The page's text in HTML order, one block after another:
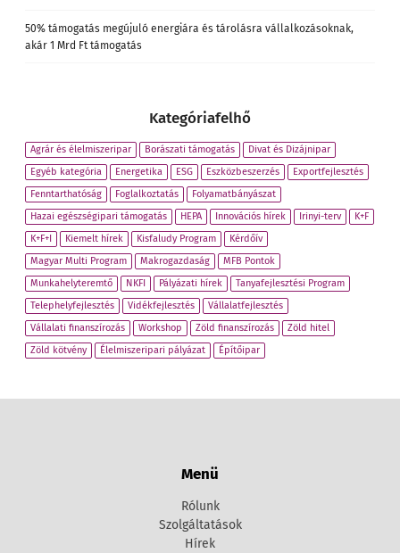
50% támogatás megújuló energiára és tárolásra vállalkozásoknak,
akár 1 Mrd Ft támogatás
Kategóriafelhő
Agrár és élelmiszeripar Borászati támogatás
Divat és Dizájnipar
Egyéb kategória
Energetika ESG Eszközbeszerzés
Exportfejlesztés
Fenntarthatóság
Foglalkoztatás
Folyamatbányászat
Hazai egészségipari támogatás
HEPA Innovációs hírek Irinyi-terv
K+F
K+F+I
Kiemelt hírek Kisfaludy Program
Kérdőív
Magyar Multi Program
Makrogazdaság
MFB Pontok
Munkahelyteremtő
NKFI Pályázati hírek
Tanyafejlesztési Program
Telephelyfejlesztés
Vidékfejlesztés
Vállalatfejlesztés
Vállalati finanszírozás
Workshop Zöld finanszírozás
Zöld hitel
Zöld kötvény
Élelmiszeripari pályázat Építőipar
Menü
Rólunk
Szolgáltatások
Hírek